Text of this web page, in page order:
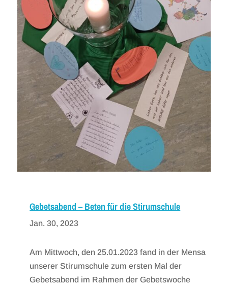
Gebetsabend – Beten für die Stirumschule
Jan. 30, 2023
Am Mittwoch, den 25.01.2023 fand in der Mensa
unserer Stirumschule zum ersten Mal der
Gebetsabend im Rahmen der Gebetswoche